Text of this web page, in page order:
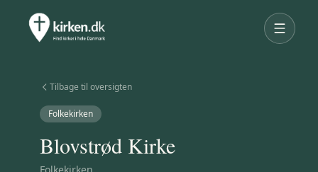
Tilbage til oversigten
Folkekirken
Blovstrød Kirke